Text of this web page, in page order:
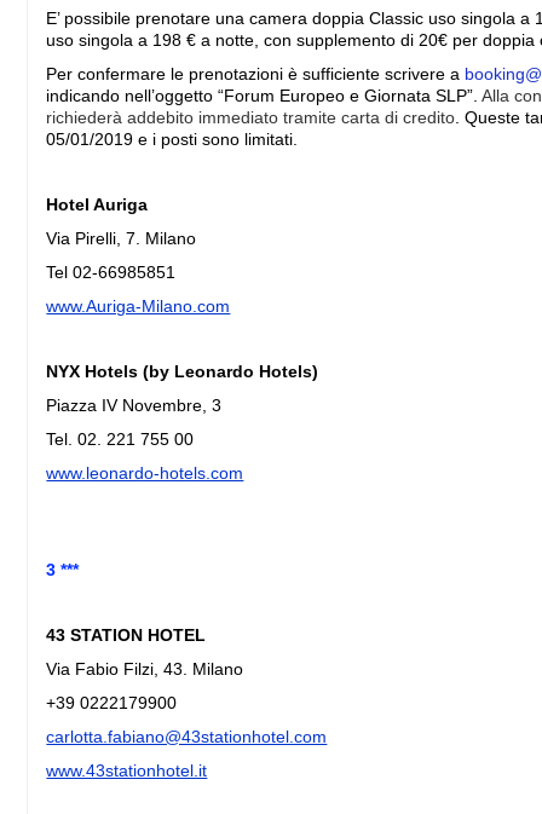
E’ possibile prenotare una camera doppia Classic uso singola a
uso singola a 198 € a notte, con supplemento di 20€ per doppia
Per confermare le prenotazioni è sufficiente scrivere a
indicando nell’oggetto “Forum Europeo e Giornata SLP”. Alla
richiederà addebito immediato tramite carta di credito . Queste
05/01/2019 e i posti sono limitati.
Hotel Auriga
Via Pirelli, 7. Milano
Tel 02-66985851
www.Auriga-Milano.com
NYX Hotels (by Leonardo Hotels)
Piazza IV Novembre, 3
Tel. 02. 221 755 00
www.leonardo-hotels.com
3 ***
43 STATION HOTEL
Via Fabio Filzi, 43. Milano
+39 0222179900
carlotta.fabiano@43stationhotel.com
www.43stationhotel.it